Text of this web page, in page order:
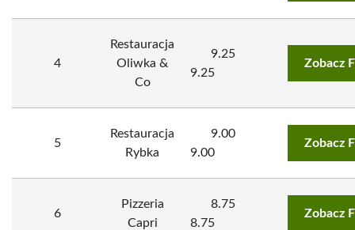
4
Restauracja
Oliwka &
Co
9.25
9.25
Zobacz
5
Restauracja
Rybka
9.00
9.00
Zobacz
6
Pizzeria
Capri
8.75
8.75
Zobacz